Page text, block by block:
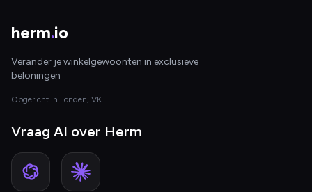
herm.io
Verander je winkelgewoonten in exclusieve
beloningen
Opgericht in Londen, VK
Vraag AI over Herm